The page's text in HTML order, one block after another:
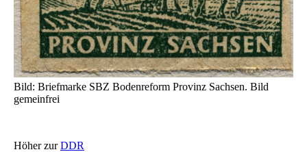
Bild: Briefmarke SBZ Bodenreform Provinz Sachsen. Bild
gemeinfrei
Höher zurDDR